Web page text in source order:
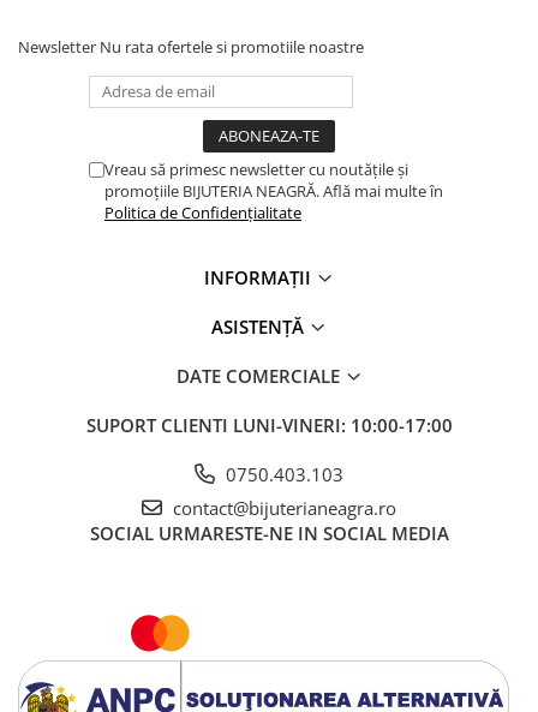
Newsletter Nu rata ofertele si promotiile noastre
Vreau să primesc newsletter cu noutățile și
promoțiile BIJUTERIA NEAGRĂ. Află mai multe în
Politica de Confidențialitate
INFORMAȚII
ASISTENȚĂ
DATE COMERCIALE
SUPORT CLIENTI LUNI-VINERI: 10:00-17:00
0750.403.103
contact@bijuterianeagra.ro
SOCIAL URMARESTE-NE IN SOCIAL MEDIA